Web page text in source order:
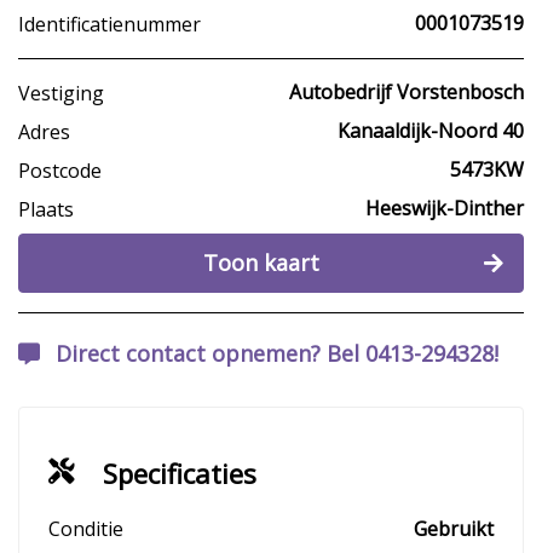
Identificatienummer
0001073519
Vestiging
Autobedrijf Vorstenbosch
Adres
Kanaaldijk-Noord 40
Postcode
5473KW
Plaats
Heeswijk-Dinther
Toon kaart
Direct contact opnemen? Bel 0413-294328!
Specificaties
Conditie
Gebruikt